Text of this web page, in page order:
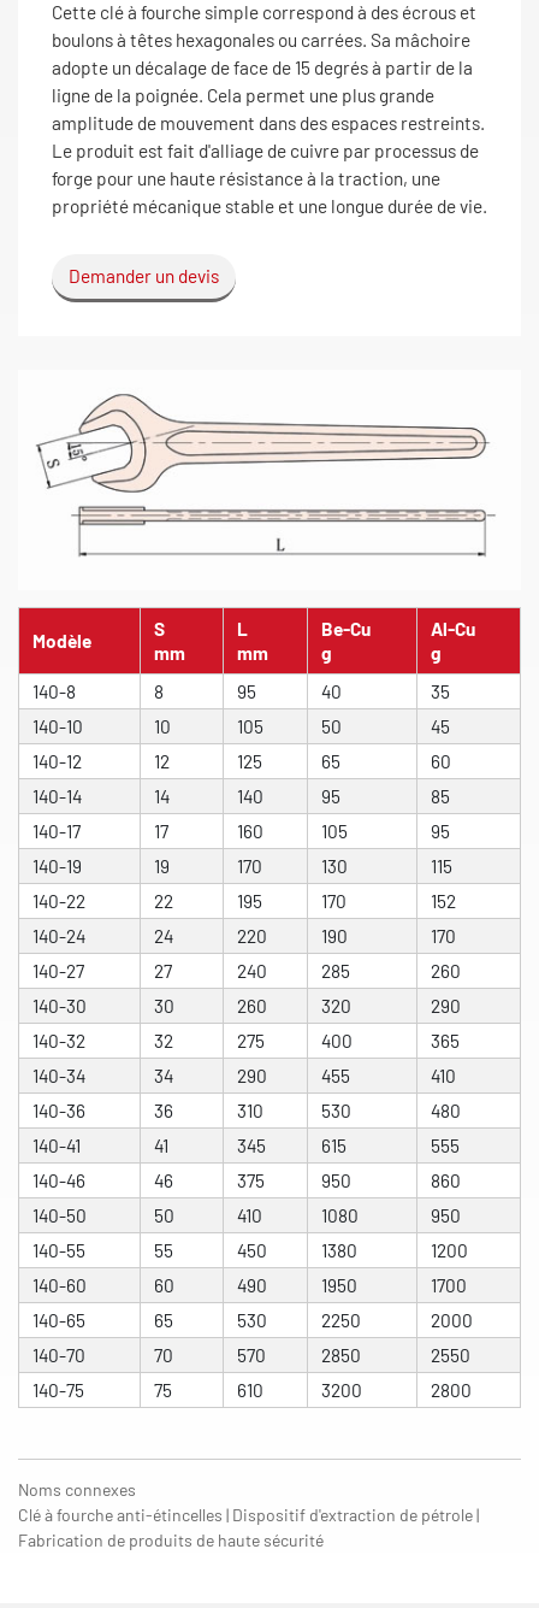
Cette clé à fourche simple correspond à des écrous et
boulons à têtes hexagonales ou carrées. Sa mâchoire
adopte un décalage de face de 15 degrés à partir de la
ligne de la poignée. Cela permet une plus grande
amplitude de mouvement dans des espaces restreints.
Le produit est fait d'alliage de cuivre par processus de
forge pour une haute résistance à la traction, une
propriété mécanique stable et une longue durée de vie.
Demander un devis
Modèle
S
mm
L
mm
Be-Cu
g
Al-Cu
g
140-8
8 95 40
35
140-10
10 105 50
45
140-12
12 125 65
60
140-14
14 140 95
85
140-17
17 160 105
95
140-19
19 170 130
115
140-22
22 195 170
152
140-24
24 220 190
170
140-27
27 240 285
260
140-30
30 260 320
290
140-32
32 275 400
365
140-34
34 290 455
410
140-36
36 310 530
480
140-41
41 345 615
555
140-46
46 375 950
860
140-50
50 410 1080
950
140-55
55 450 1380
1200
140-60
60 490 1950
1700
140-65
65 530 2250
2000
140-70
70 570 2850
2550
140-75
75 610 3200 2800
Noms connexes
Clé à fourche anti-étincelles | Dispositif d'extraction de pétrole |
Fabrication de produits de haute sécurité